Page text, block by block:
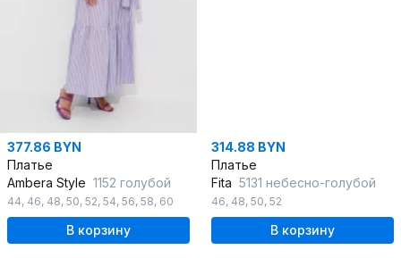
377.86 BYN
Платье
Ambera Style 1152 голубой
44, 46, 48, 50, 52, 54, 56, 58, 60
В корзину
314.88 BYN
Платье
Fita 5131 небесно-голубой
46, 48, 50, 52
В корзину